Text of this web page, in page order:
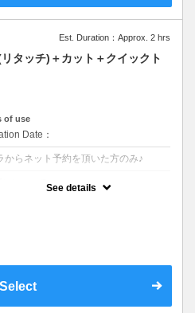
Est. Duration：Approx. 2 hrs
タッチ)＋カット＋クイックト
of use
Date：
からネット予約を頂いた方のみ♪
See details
Select